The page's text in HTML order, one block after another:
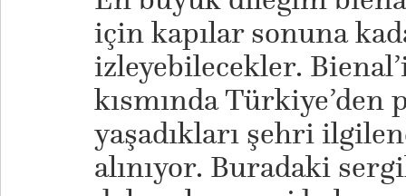
için kapılar sonuna
izleyebilecekler.
kısmında Türkiye’den
yaşadıkları şehri
alınıyor. Buradaki